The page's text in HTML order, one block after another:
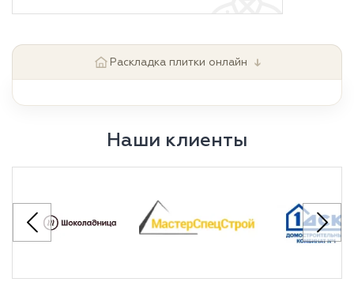
Раскладка плитки онлайн ↓
Наши клиенты